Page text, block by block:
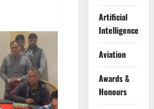
Artificial
Intelligence
Aviation
Awards &
Honours